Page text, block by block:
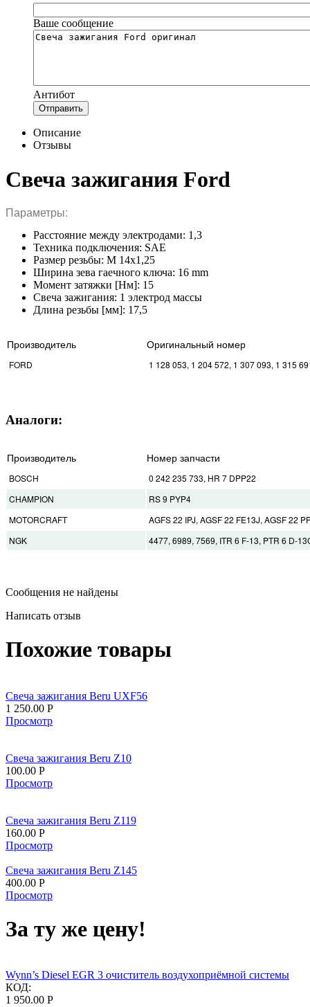
Ваше сообщение
Антибот
Отправить
Описание
Отзывы
Свеча зажигания Ford
Параметры:
Расстояние между электродами: 1,3
Техника подключения: SAE
Размер резьбы: M 14x1,25
Ширина зева гаечного ключа: 16 mm
Момент затяжки [Нм]: 15
Свеча зажигания: 1 электрод массы
Длина резьбы [мм]: 17,5
Производитель Оригинальный номер
FORD 1 128 053, 1 204 572, 1 307 093, 1 315
Аналоги:
Производитель Номер запчасти
BOSCH
0 242 235 733, HR 7 DPP22
CHAMPION
RS 9 PYP4
MOTORCRAFT
AGFS 22 IPJ, AGSF 22 FE13J, AGSF 22
NGK
4477, 6989, 7569, ITR 6 F-13, PTR 6 D-
Сообщения не найдены
Написать отзыв
Похожие товары
Свеча зажигания Beru UXF56
1 250.00 Р
Просмотр
Свеча зажигания Beru Z10
100.00 Р
Просмотр
Свеча зажигания Beru Z119
160.00 Р
Просмотр
Свеча зажигания Beru Z145
400.00 Р
Просмотр
За ту же цену!
Wynn’s Diesel EGR 3 очиститель воздухоприёмной системы
КОД:
1 950.00 Р